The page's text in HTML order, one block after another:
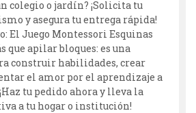
colegio o jardín? ¡Solicita tu
y asegura tu entrega rápida!
El Juego Montessori Esquinas
que apilar bloques: es una
construir habilidades, crear
el amor por el aprendizaje a
tu pedido ahora y lleva la
a tu hogar o institución!